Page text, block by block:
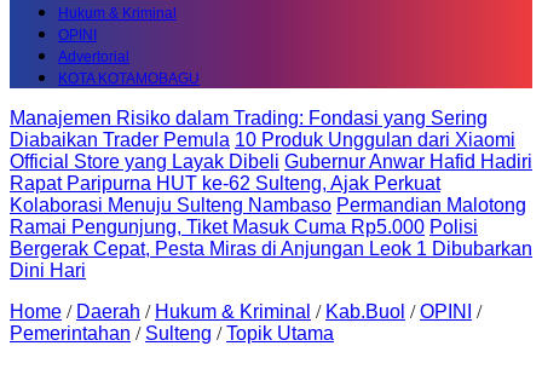
Hukum & Kriminal
OPINI
Advertorial
KOTA KOTAMOBAGU
Manajemen Risiko dalam Trading: Fondasi yang Sering
Diabaikan Trader Pemula 10 Produk Unggulan dari Xiaomi
Official Store yang Layak Dibeli Gubernur Anwar Hafid Hadiri
Rapat Paripurna HUT ke-62 Sulteng, Ajak Perkuat
Kolaborasi Menuju Sulteng Nambaso Permandian Malotong
Ramai Pengunjung, Tiket Masuk Cuma Rp5.000 Polisi
Bergerak Cepat, Pesta Miras di Anjungan Leok 1 Dibubarkan
Dini Hari
Home / Daerah / Hukum & Kriminal / Kab.Buol /OPINI
/
Pemerintahan / Sulteng /Topik Utama